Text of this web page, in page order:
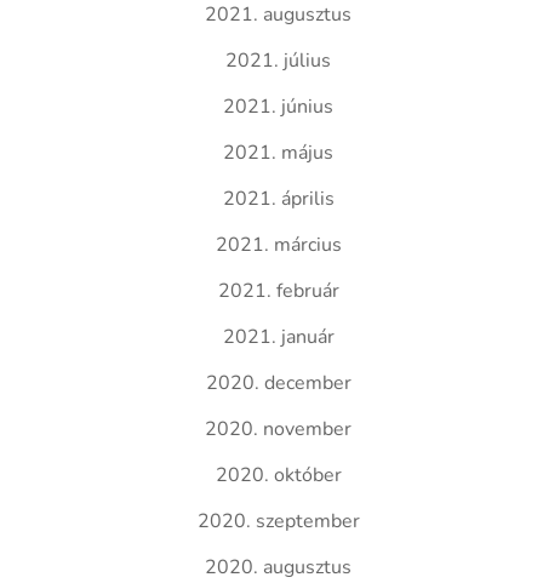
2021. augusztus
2021. július
2021. június
2021. május
2021. április
2021. március
2021. február
2021. január
2020. december
2020. november
2020. október
2020. szeptember
2020. augusztus